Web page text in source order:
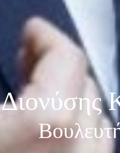
Διονύσης